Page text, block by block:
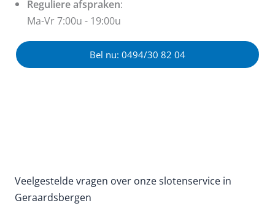
Reguliere afspraken:
Ma-Vr 7:00u - 19:00u
Bel nu: 0494/30 82 04
Veelgestelde vragen over onze slotenservice in
Geraardsbergen